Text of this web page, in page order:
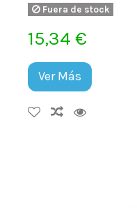
Fuera de stock
15,34 €
Ver Más